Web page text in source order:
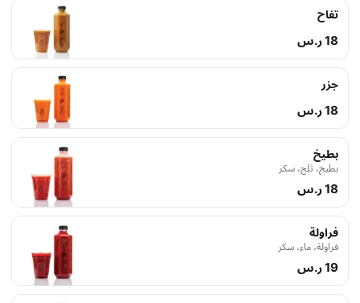
تفاح
18 ر.س
جزر
18 ر.س
بطيخ
بطيخ، ثلج، سكر
18 ر.س
فراولة
فراولة، ماء، سكر
19 ر.س